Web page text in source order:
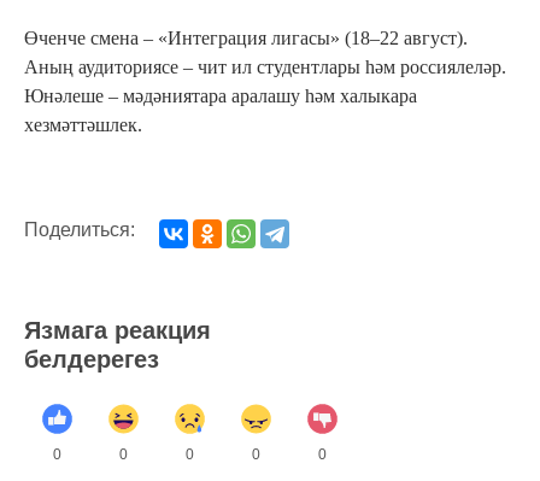
Өченче смена – «Интеграция лигасы» (18–22 август).
Аның аудиториясе – чит ил студентлары һәм россиялеләр.
Юнәлеше – мәдәниятара аралашу һәм халыкара
хезмәттәшлек.
Поделиться:
Язмага реакция
белдерегез
0 0 0 0 0